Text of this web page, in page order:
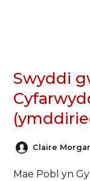
Swyddi
Claire
Mae Pobl yn